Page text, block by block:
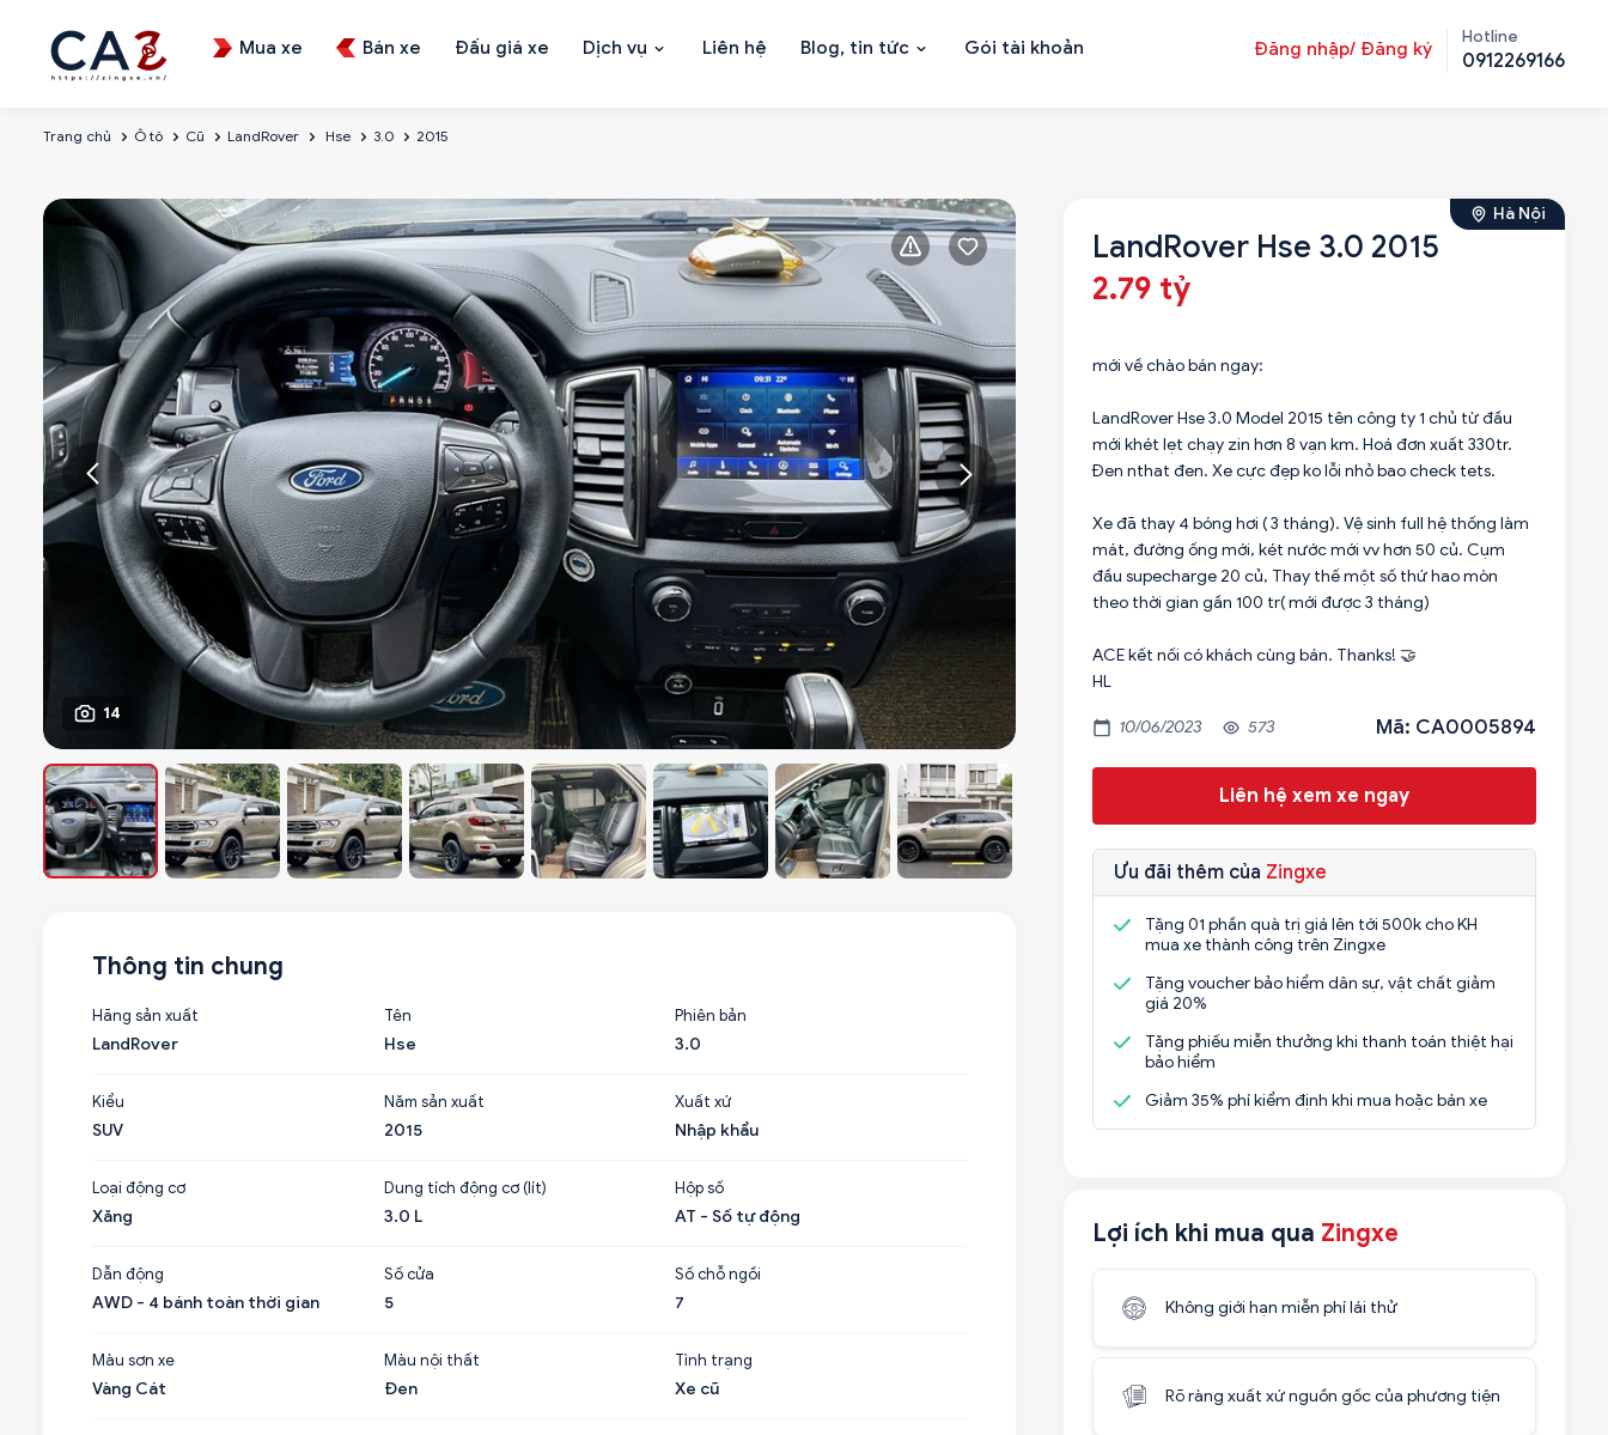
Mua xe Bán xe Đấu giá xe Dịch vụ Liên hệ Blog, tin tức Gói tài khoản Đăng nhập/ Đăng ký
Hotline
0912269166
Trang chủ Ô tô Cũ LandRover Hse 3.0 2015
14
Hà Nội
LandRover Hse 3.0 2015
2.79 tỷ
mới về chào bán ngay:
LandRover Hse 3.0 Model 2015 tên công ty 1 chủ từ đầu
mới khét lẹt chạy zin hơn 8 vạn km. Hoá đơn xuất 330tr.
Đen nthat đen. Xe cực đẹp ko lỗi nhỏ bao check tets.
Xe đã thay 4 bóng hơi ( 3 tháng). Vệ sinh full hệ thống làm
mát, đường ống mới, két nước mới vv hơn 50 củ. Cụm
đầu supecharge 20 củ, Thay thế một số thứ hao mòn
theo thời gian gần 100 tr( mới được 3 tháng)
ACE kết nối có khách cùng bán. Thanks! 🤝
HL
10/06/2023 573 Mã: CA0005894
Liên hệ xem xe ngay
Ưu đãi thêm của Zingxe
Tặng 01 phần quà trị giá lên tới 500k cho KH
mua xe thành công trên Zingxe
Tặng voucher bảo hiểm dân sự, vật chất giảm
giá 20%
Tặng phiếu miễn thưởng khi thanh toán thiệt hại
bảo hiểm
Giảm 35% phí kiểm định khi mua hoặc bán xe
Lợi ích khi mua qua Zingxe
Không giới hạn miễn phí lái thử
Rõ ràng xuất xứ nguồn gốc của phương tiện
Thông tin chung
Hãng sản xuất
LandRover
Tên
Hse
Phiên bản
3.0
Kiểu
SUV
Năm sản xuất
2015
Xuất xứ
Nhập khẩu
Loại động cơ
Xăng
Dung tích động cơ (lít)
3.0 L
Hộp số
AT - Số tự động
Dẫn động
AWD - 4 bánh toàn thời gian
Số cửa
5
Số chỗ ngồi
7
Màu sơn xe
Vàng Cát
Màu nội thất
Đen
Tình trạng
Xe cũ